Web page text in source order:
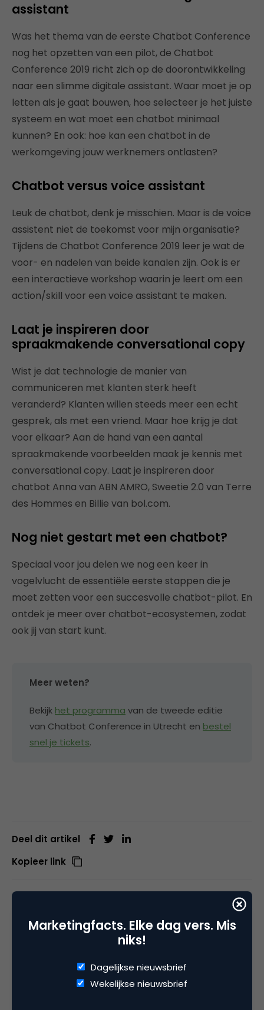
assistant
Was het thema van de eerste Chatbot Conference
nog het opzetten van een pilot, de Chatbot
Conference 2019 richt zich op de doorontwikkeling
naar een slimme digitale assistant. Waar moet je op
letten als je gaat bouwen, hoe selecteer je het juiste
systeem en wat moet een chatbot minimaal
kunnen? En ook: hoe kan een chatbot in de
werkomgeving jouw werknemers ontlasten?
Chatbot versus voice assistant
Leuk de chatbot, denk je misschien. Maar is de voice
assistent niet de toekomst voor mijn organisatie?
Tijdens de Chatbot Conference 2019 leer je wat de
voor- en nadelen van beide kanalen zijn. Ook is er
een interactieve workshop waarin je leert om een
action/skill voor een voice assistant te maken.
Laat je inspireren door
spraakmakende conversational copy
Wist je dat technologie de manier van
communiceren met klanten sterk heeft
veranderd? Klanten willen steeds meer een echt
gesprek, als met een vriend. Maar hoe krijg je dat
voor elkaar? Aan de hand van een aantal
spraakmakende voorbeelden maak je kennis met
conversational copy. Laat je inspireren door
chatbot Anna van ABN AMRO, Sweetie 2.0 van Terre
des Hommes en Billie van bol.com.
Nog niet gestart met een chatbot?
Speciaal voor jou delen we nog een keer in
vogelvlucht de essentiële eerste stappen die je
moet zetten voor een succesvolle chatbot-pilot. En
ontdek je meer over chatbot-ecosystemen, zodat
ook jij van start kunt.
Meer weten?
Bekijk het programma van de tweede editie
van Chatbot Conference in Utrecht en bestel
snel je tickets.
Deel dit artikel
Kopieer link
Entopic
Marketingfacts. Elke dag vers. Mis
niks!
Dagelijkse nieuwsbrief
Wekelijkse nieuwsbrief